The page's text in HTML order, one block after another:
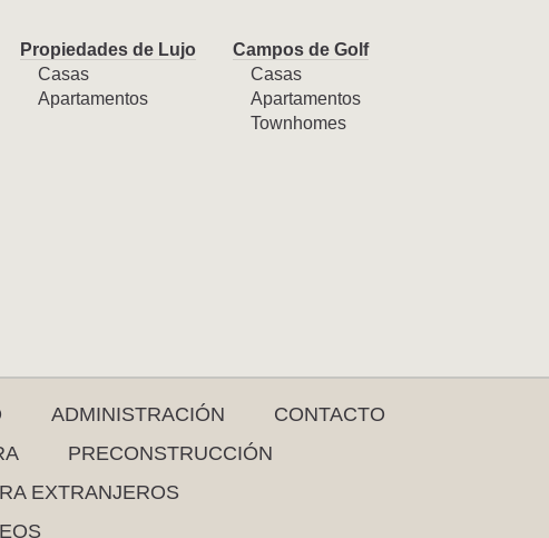
Propiedades de Lujo
Casas
Apartamentos
Campos de Golf
Casas
Apartamentos
Townhomes
ADMINISTRACIÓN
CONTACTO
PRECONSTRUCCIÓN
EXTRANJEROS